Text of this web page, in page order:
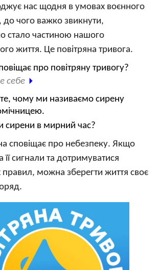
нас щодня в умовах воєнного
до чого важко звикнути,
стало частиною нашого
життя. Це повітряна тривога.
про повітряну тривогу?
себе
чому ми називаємо сирену
сирени в мирний час?
сповіщає про небезпеку. Якщо
її сигнали та дотримуватися
правил, можна зберегти життя своє